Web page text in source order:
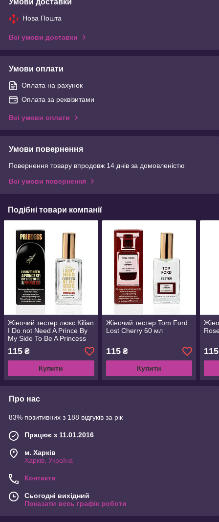
Нова Пошта
Всі умови доставки
Умови оплати
Оплата на рахунок
Оплата за реквізитами
Всі умови оплати
Умови повернення
Повернення товару впродовж 14 днів за домовленістю
Всі умови повернення
Подібні товари компанії
Жіночий тестер люкс Kilian
I Do not Need A Prince By
My Side To Be A Princess
60 мл
115 ₴
Купити
Жіночий тестер Tom Ford
Lost Cherry 60 мл
115₴
Купити
115
Про нас
83% позитивних з 188 відгуків за рік
Працює з 11.01.2016
м. Харків
Харків, Україна
Контакти
Сьогодні вихідний
Показати весь графік роботи